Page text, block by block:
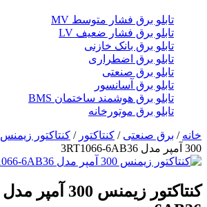
تابلو برق فشار متوسط MV
تابلو برق فشار ضعیف LV
تابلو برق بانک خازنی
تابلو برق اضطراری
تابلو برق صنعتی
تابلو برق آسانسور
تابلو برق هوشمند ساختمان BMS
تابلو برق موتورخانه
خانه / برق صنعتی / کنتاکتور / کنتاکتور زیمنس
300 آمپر مدل 3RT1066-6AB36